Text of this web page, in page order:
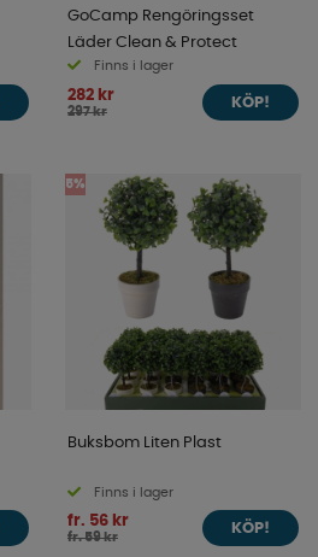
GoCamp Rengöringsset
Läder Clean & Protect
Finns i lager
282 kr
297 kr
KÖP!
5%
Buksbom Liten Plast
Finns i lager
fr. 56 kr
fr. 59 kr
KÖP!